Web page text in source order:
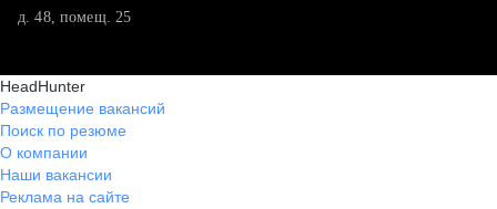
д. 48, помещ. 25
HeadHunter
Размещение вакансий
Поиск по резюме
О компании
Наши вакансии
Реклама на сайте